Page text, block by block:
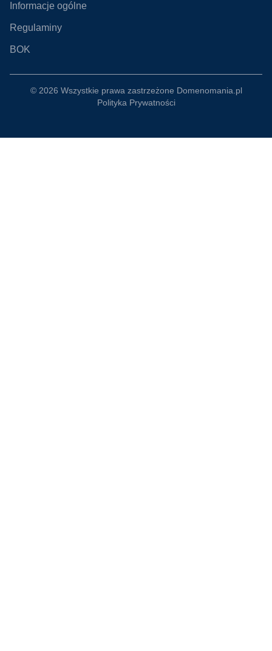
Informacje ogólne
Regulaminy
BOK
© 2026 Wszystkie prawa zastrzeżone Domenomania.pl
Polityka Prywatności